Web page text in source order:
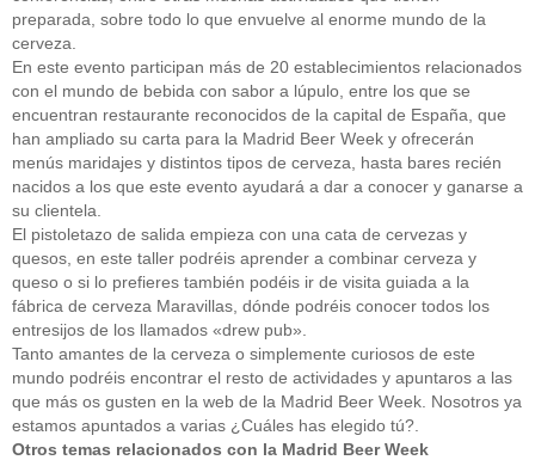
preparada, sobre todo lo que envuelve al enorme mundo de la
cerveza.
En este evento participan más de 20 establecimientos relacionados
con el mundo de bebida con sabor a lúpulo, entre los que se
encuentran restaurante reconocidos de la capital de España, que
han ampliado su carta para la Madrid Beer Week y ofrecerán
menús maridajes y distintos tipos de cerveza, hasta bares recién
nacidos a los que este evento ayudará a dar a conocer y ganarse a
su clientela.
El pistoletazo de salida empieza con una cata de cervezas y
quesos, en este taller podréis aprender a combinar cerveza y
queso o si lo prefieres también podéis ir de visita guiada a la
fábrica de cerveza Maravillas, dónde podréis conocer todos los
entresijos de los llamados «drew pub».
Tanto amantes de la cerveza o simplemente curiosos de este
mundo podréis encontrar el resto de actividades y apuntaros a las
que más os gusten en la web de la Madrid Beer Week. Nosotros ya
estamos apuntados a varias ¿Cuáles has elegido tú?.
Otros temas relacionados con la Madrid Beer Week